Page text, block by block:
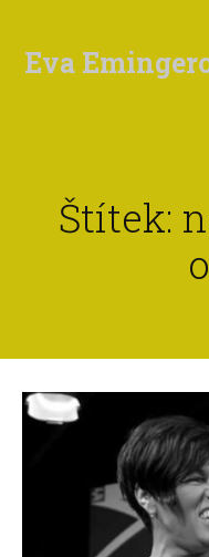
Eva
Štítek: